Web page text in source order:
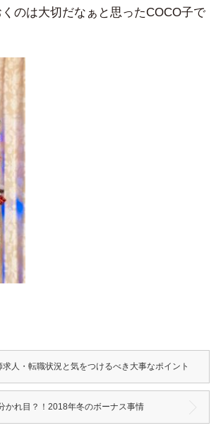
のは大切だなぁと思ったCOCO子で
人・転職状況と気をつけるべき大事なポイント
かれ目？！2018年冬のボーナス事情